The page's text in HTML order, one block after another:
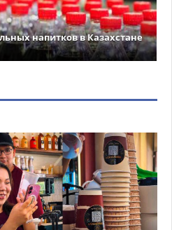
напитков в Казахстане